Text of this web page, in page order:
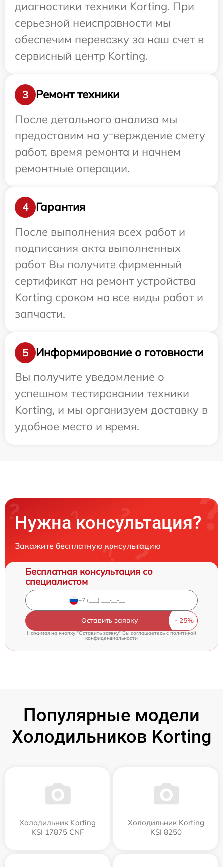
диагностики техники Korting. При
серьезной неисправности мы
обеспечим перевозку за наш счет в
сервисный центр Korting.
3
Ремонт техники
После детального анализа мы
предоставим на утверждение смету
работ, время ремонта и начнем
ремонтные операции.
4
Гарантия
После выполнения всех работ и
подписания акта выполненных
работ Вы получите фирменный
сертификат на ремонт устройства
Korting сроком на все виды работ и
запчасти.
5
Информирование о готовности
Вы получите уведомление о
успешном тестировании техники
Korting, и мы организуем доставку в
удобное место и время.
Нужна консультация?
Закажите бесплатную консультацию
Бесплатная консультация со
специалистом
Оставить заявку
Нажимая на кнопку "Оставить заявку" Вы соглашаетесь cполитикой
конфиденциальности
Популярные модели
Холодильников Korting
Холодильник Korting
KSI 17875 CNF
Холодильник Korting
KSI 8250